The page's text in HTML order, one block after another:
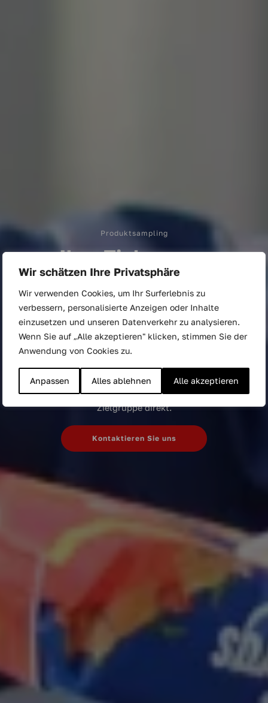
Wir schätzen Ihre Privatsphäre
Wir verwenden Cookies, um Ihr Surferlebnis zu
verbessern, personalisierte Anzeigen oder Inhalte
einzusetzen und unseren Datenverkehr zu analysieren.
Wenn Sie auf „Alle akzeptieren" klicken, stimmen Sie der
Anwendung von Cookies zu.
Anpassen Alles ablehnen Alle akzeptieren
Produktsampling
Ihre Zielgruppe
aktivieren,
Engagement schaffen,
Loyalität aufbauen
Planen Sie die Lancierung eines neuen Produkts oder
möchten Sie die Bekanntheit Ihrer Marke steigern? Mit
Produktsampling schaffen Sie einen unvergesslichen
ersten Eindruck Ihrer Marke und erreichen Ihre
Zielgruppe direkt.
Kontaktieren Sie uns